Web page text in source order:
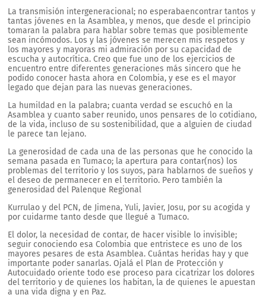
La transmisión intergeneracional; no esperabaencontrar tantos y
tantas jóvenes en la Asamblea, y menos, que desde el principio
tomaran la palabra para hablar sobre temas que posiblemente
sean incómodos. Los y las jóvenes se merecen mis respetos y
los mayores y mayoras mi admiración por su capacidad de
escucha y autocrítica. Creo que fue uno de los ejercicios de
encuentro entre diferentes generaciones más sincero que he
podido conocer hasta ahora en Colombia, y ese es el mayor
legado que dejan para las nuevas generaciones.
La humildad en la palabra; cuanta verdad se escuchó en la
Asamblea y cuanto saber reunido, unos pensares de lo cotidiano,
de la vida, incluso de su sostenibilidad, que a alguien de ciudad
le parece tan lejano.
La generosidad de cada una de las personas que he conocido la
semana pasada en Tumaco; la apertura para contar(nos) los
problemas del territorio y los suyos, para hablarnos de sueños y
el deseo de permanecer en el territorio. Pero también la
generosidad del Palenque Regional
Kurrulao y del PCN, de Jimena, Yuli, Javier, Josu, por su acogida y
por cuidarme tanto desde que llegué a Tumaco.
El dolor, la necesidad de contar, de hacer visible lo invisible;
seguir conociendo esa Colombia que entristece es uno de los
mayores pesares de esta Asamblea. Cuántas heridas hay y que
importante poder sanarlas. Ojalá el Plan de Protección y
Autocuidado oriente todo ese proceso para cicatrizar los dolores
del territorio y de quienes los habitan, la de quienes le apuestan
a una vida digna y en Paz.